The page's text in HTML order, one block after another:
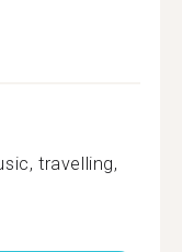
travelling,